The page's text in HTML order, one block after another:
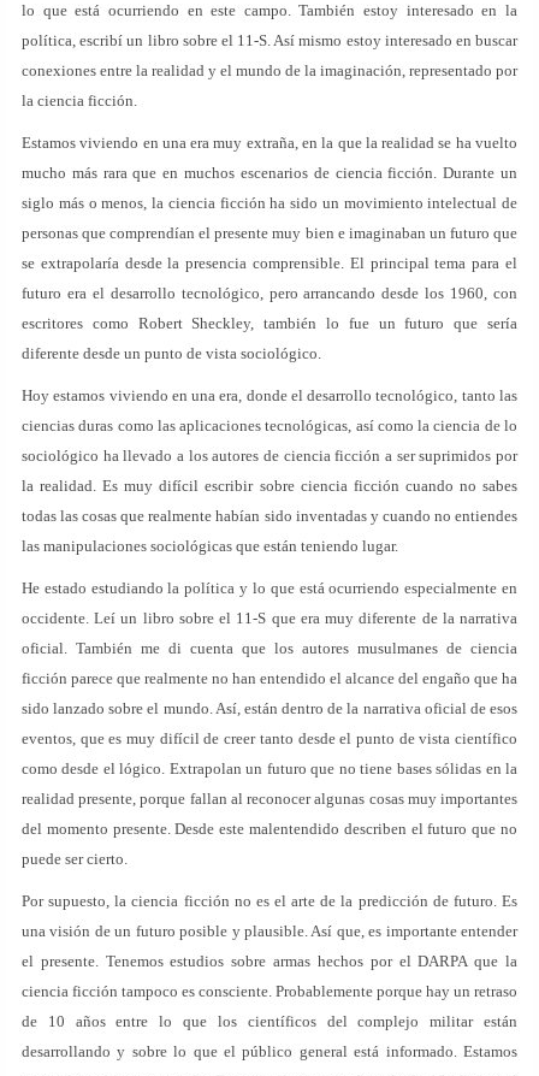
lo que está ocurriendo en este campo. También estoy interesado en la
política, escribí un libro sobre el 11-S. Así mismo estoy interesado en buscar
conexiones entre la realidad y el mundo de la imaginación, representado por
la ciencia ficción.
Estamos viviendo en una era muy extraña, en la que la realidad se ha vuelto
mucho más rara que en muchos escenarios de ciencia ficción. Durante un
siglo más o menos, la ciencia ficción ha sido un movimiento intelectual de
personas que comprendían el presente muy bien e imaginaban un futuro que
se extrapolaría desde la presencia comprensible. El principal tema para el
futuro era el desarrollo tecnológico, pero arrancando desde los 1960, con
escritores como Robert Sheckley, también lo fue un futuro que sería
diferente desde un punto de vista sociológico.
Hoy estamos viviendo en una era, donde el desarrollo tecnológico, tanto las
ciencias duras como las aplicaciones tecnológicas, así como la ciencia de lo
sociológico ha llevado a los autores de ciencia ficción a ser suprimidos por
la realidad. Es muy difícil escribir sobre ciencia ficción cuando no sabes
todas las cosas que realmente habían sido inventadas y cuando no entiendes
las manipulaciones sociológicas que están teniendo lugar.
He estado estudiando la política y lo que está ocurriendo especialmente en
occidente. Leí un libro sobre el 11-S que era muy diferente de la narrativa
oficial. También me di cuenta que los autores musulmanes de ciencia
ficción parece que realmente no han entendido el alcance del engaño que ha
sido lanzado sobre el mundo. Así, están dentro de la narrativa oficial de esos
eventos, que es muy difícil de creer tanto desde el punto de vista científico
como desde el lógico. Extrapolan un futuro que no tiene bases sólidas en la
realidad presente, porque fallan al reconocer algunas cosas muy importantes
del momento presente. Desde este malentendido describen el futuro que no
puede ser cierto.
Por supuesto, la ciencia ficción no es el arte de la predicción de futuro. Es
una visión de un futuro posible y plausible. Así que, es importante entender
el presente. Tenemos estudios sobre armas hechos por el DARPA que la
ciencia ficción tampoco es consciente. Probablemente porque hay un retraso
de 10 años entre lo que los científicos del complejo militar están
desarrollando y sobre lo que el público general está informado. Estamos